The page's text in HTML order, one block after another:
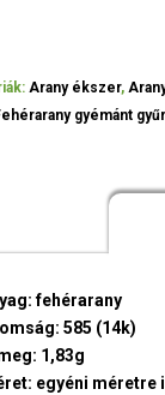
Arany ékszer,
gyémánt
fehérarany
585 (14k)
1,83g
egyéni méretre